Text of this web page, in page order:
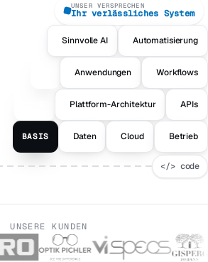
UNSER VERSPRECHEN
Ihr verlässliches System
Sinnvolle AI Automatisierung
Anwendungen Workflows
Plattform-Architektur APIs
BASIS Daten Cloud Betrieb
</> code
UNSERE KUNDEN